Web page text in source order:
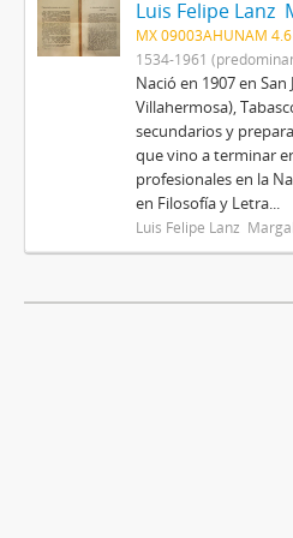
Luis Felipe Lanz
MX 09003AHUNAM 4.6
1534-1961
Nació en 1907 en
Villahermosa),
secundarios y
que vino a terminar
profesionales en la
en Filosofía y Letra...
Luis Felipe Lanz